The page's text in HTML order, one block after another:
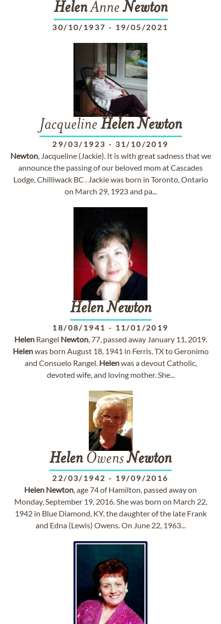
HelenAnneNewton
30/10/1937 - 19/05/2021
Jacqueline HelenNewton
29/03/1923 - 31/10/2019
Newton, Jacqueline (Jackie). It is with great sadness that we
announce the passing of our beloved mom at Cascades
Lodge, Chilliwack BC . Jackie was born in Toronto, Ontario
on March 29, 1923 and pa...
HelenNewton
18/08/1941 - 11/01/2019
HelenRangel Newton, 77, passed away January 11, 2019.
Helenwas born August 18, 1941 in Ferris, TX to Geronimo
and Consuelo Rangel. Helenwas a devout Catholic,
devoted wife, and loving mother. She...
Helen OwensNewton
22/03/1942 - 19/09/2016
Helen Newton, age 74 of Hamilton, passed away on
Monday, September 19, 2016. She was born on March 22,
1942 in Blue Diamond, KY, the daughter of the late Frank
and Edna (Lewis) Owens. On June 22, 1963...